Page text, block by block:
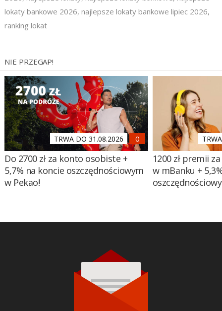
lokaty bankowe 2026, najlepsze lokaty bankowe lipiec 2026,
ranking lokat
NIE PRZEGAP!
TRWA DO 31.08.2026
Do 2700 zł za konto osobiste +
5,7% na koncie oszczędnościowym
w Pekao!
1200 zł premii
w mBanku +